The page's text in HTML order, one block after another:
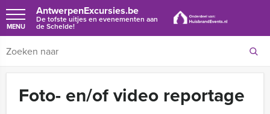
AntwerpenExcursies.be
De tofste uitjes en evenementen aan
de Schelde!
MENU
Foto- en/of video reportage